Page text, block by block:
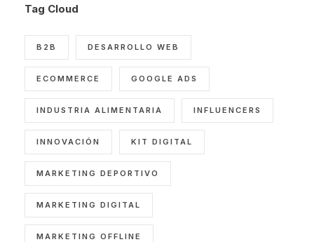
Tag Cloud
B2B DESARROLLO WEB
ECOMMERCE GOOGLE ADS
INDUSTRIA ALIMENTARIA INFLUENCERS
INNOVACIÓN KIT DIGITAL
MARKETING DEPORTIVO
MARKETING DIGITAL
MARKETING OFFLINE